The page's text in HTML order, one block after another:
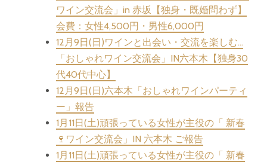
ワイン交流会」in 赤坂【独身・既婚問わず】
会費：女性4,500円・男性6,000円
12月9日(日)ワインと出会い・交流を楽しむ…
「おしゃれワイン交流会」IN六本木【独身30
代40代中心】
12月9日(日)六本木「おしゃれワインパーティ
ー」報告
1月11日(土)頑張っている女性が主役の「 新春
🍷ワイン交流会」IN 六本木 ご報告
1月11日(土)頑張っている女性が主役の「 新春